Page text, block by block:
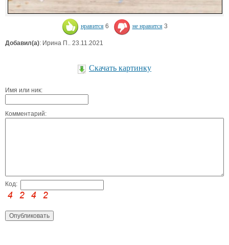
нравится 6 не нравится 3
Добавил(а): Ирина П.. 23.11.2021
Скачать картинку
Имя или ник:
Комментарий:
Код: